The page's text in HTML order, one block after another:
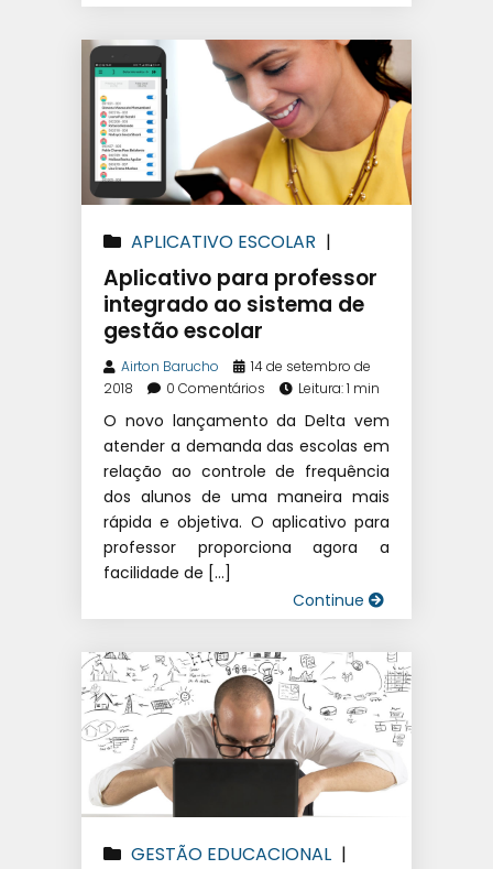
APLICATIVO ESCOLAR |
SISTEMA DE GESTÃO
EDUCACIONAL | SISTEMA DE
GESTÃO ESCOLAR
ESCOLAR
Aplicativo para professor
integrado ao sistema de
gestão escolar
Airton Barucho
14 de setembro de
2018
0 Comentários Leitura: 1 min
O novo lançamento da Delta vem
atender a demanda das escolas em
relação ao controle de frequência
dos alunos de uma maneira mais
rápida e objetiva. O aplicativo para
professor proporciona agora a
facilidade de […]
Continue
GESTÃO EDUCACIONAL |